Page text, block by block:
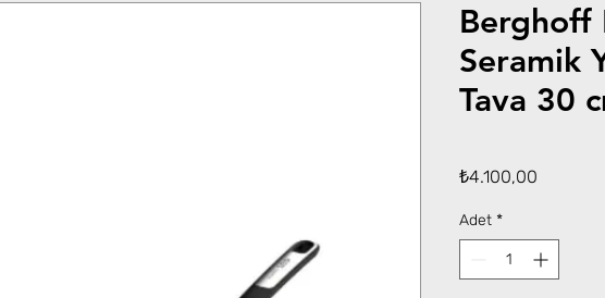
Berghoff
Seramik
Tava 30
₺4.100,00
Adet *